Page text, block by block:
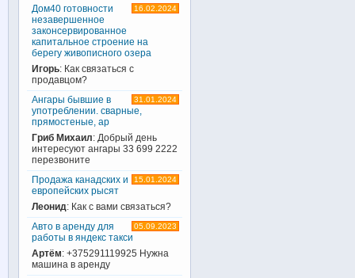
16.02.2024
Дом40 готовности
незавершенное
законсервированное
капитальное строение на
берегу живописного озера
Игорь: Как связаться с
продавцом?
31.01.2024
Ангары бывшие в
употреблении. сварные,
прямостеные, ар
Гриб Михаил: Добрый день
интересуют ангары 33 699 2222
перезвоните
15.01.2024
Продажа канадских и
европейских рысят
Леонид: Как с вами связаться?
05.09.2023
Авто в аренду для
работы в яндекс такси
Артём: +375291119925 Нужна
машина в аренду